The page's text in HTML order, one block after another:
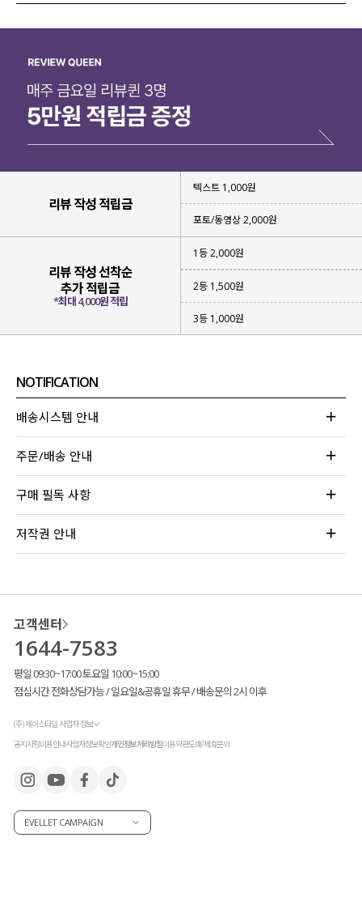
리뷰 작성 적립금
텍스트 1,000원
포토/동영상 2,000원
리뷰 작성 선착순
추가 적립금
*최대 4,000원 적립
1등 2,000원
2등 1,500원
3등 1,000원
NOTIFICATION
배송시스템 안내
주문/배송 안내
구매 필독 사항
저작권 안내
고객센터
1644-7583
평일 09:30~17:00 토요일 10:00~15:00
점심시간 전화상담가능 / 일요일&공휴일 휴무 / 배송문의 2시 이후
(주) 제이스타일 사업자 정보
공지사항이용안내사업자정보확인개인정보처리방침이용약관도매/제휴문의
EVELLET CAMPAIGN